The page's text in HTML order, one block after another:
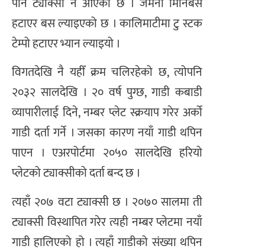
हटाएर बस ल्याइएको छ । कालिमाटीमा टु स्टक
टेम्पो हटाएर भ्यान ल्याइयो ।
विगतदेखि नै यहीँ क्रम चलिरहेको छ, त्योपनि
२०३२ सालदेखि । २० वर्ष पुग्छ, गाडी कबाडी
व्यापारीलाई दिने, नम्बर प्लेट स्क्रयाप गरेर अर्को
गाडी दर्ता गर्ने । जसका कारण नयाँ गाडी थपिन
पाएन । एअरपोर्टमा २०५० सालदेखि हरियो
प्लेटको ट्याक्सीको दर्ता बन्द छ ।
त्यहाँ २०७ वटा ट्याक्सी छ । २०७० सालमा ती
ट्याक्सी विस्थापित गरेर त्यही नम्बर प्लेटमा नयाँ
गाडी हालिएको हो । त्यहाँ गाडीको संख्या थपिन